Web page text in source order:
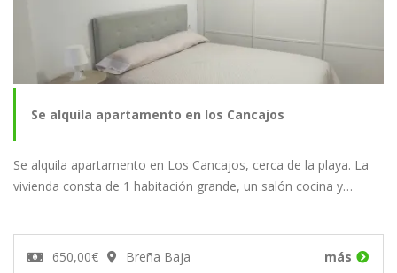
Se alquila apartamento en los Cancajos
Se alquila apartamento en Los Cancajos, cerca de la playa. La
vivienda consta de 1 habitación grande, un salón cocina y…
650,00€ Breña Baja más